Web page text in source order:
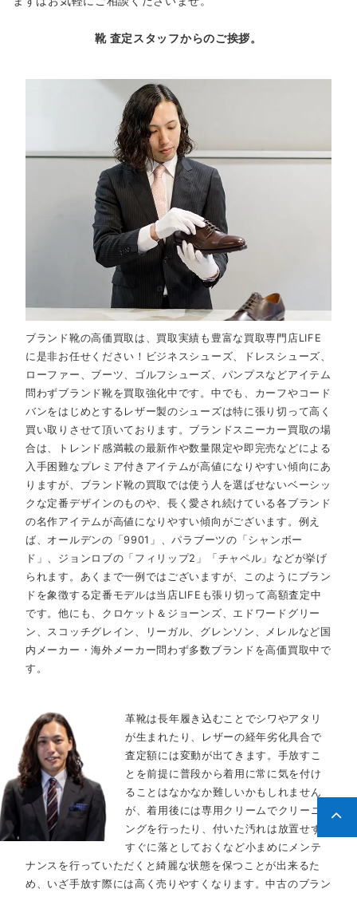
靴 査定スタッフからのご挨拶。
ブランド靴の高価買取は、買取実績も豊富な買取専門店LIFE
に是非お任せください！ビジネスシューズ、ドレスシューズ、
ローファー、ブーツ、ゴルフシューズ、パンプスなどアイテム
問わずブランド靴を買取強化中です。中でも、カーフやコード
バンをはじめとするレザー製のシューズは特に張り切って高く
買い取りさせて頂いております。ブランドスニーカー買取の場
合は、トレンド感満載の最新作や数量限定や即完売などによる
入手困難なプレミア付きアイテムが高値になりやすい傾向にあ
りますが、ブランド靴の買取では使う人を選ばせないベーシッ
クな定番デザインのものや、長く愛され続けている各ブランド
の名作アイテムが高値になりやすい傾向がございます。例え
ば、オールデンの「9901」、パラブーツの「シャンボー
ド」、ジョンロブの「フィリップ2」「チャペル」などが挙げ
られます。あくまで一例ではございますが、このようにブラン
ドを象徴する定番モデルは当店LIFEも張り切って高額査定中
です。他にも、クロケット＆ジョーンズ、エドワードグリー
ン、スコッチグレイン、リーガル、グレンソン、メレルなど国
内メーカー・海外メーカー問わず多数ブランドを高価買取中で
す。
革靴は長年履き込むことでシワやアタリ
が生まれたり、レザーの経年劣化具合で
査定額には変動が出てきます。手放すこ
とを前提に普段から着用に常に気を付け
ることはなかなか難しいかもしれません
が、着用後には専用クリームでクリーニ
ングを行ったり、付いた汚れは放置せず
すぐに落としておくなど小まめにメンテ
ナンスを行っていただくと綺麗な状態を保つことが出来るた
め、いざ手放す際には高く売りやすくなります。中古のブラン